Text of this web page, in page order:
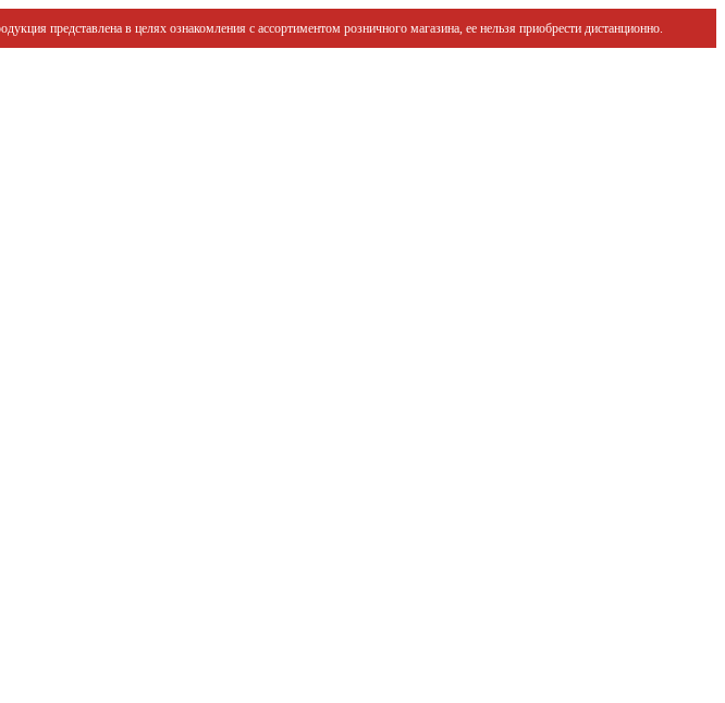
представлена в целях ознакомления с ассортиментом розничного магазина, ее нельзя приобрести дистанционно.